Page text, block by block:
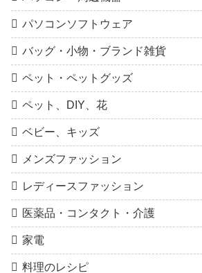
パソコンソフトウェア
バッグ・小物・ブランド雑貨
ペット・ペットグッズ
ペット、DIY、花
ベビー、キッズ
メンズファッション
レディースファッション
医薬品・コンタクト・介護
家電
料理のレシピ